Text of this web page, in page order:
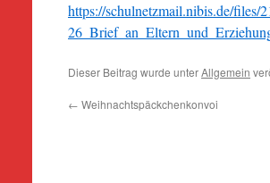
https://schulnetzmail.nibis.de/files/
Dieser Beitrag wurde unterAllgemein
← Weihnachtspäckchenkonvoi